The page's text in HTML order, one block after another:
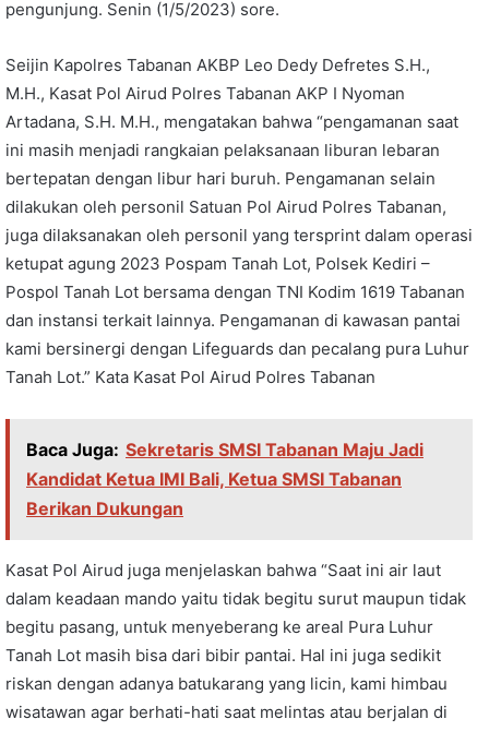
pengunjung. Senin (1/5/2023) sore.
Seijin Kapolres Tabanan AKBP Leo Dedy Defretes S.H.,
M.H., Kasat Pol Airud Polres Tabanan AKP I Nyoman
Artadana, S.H. M.H., mengatakan bahwa “pengamanan saat
ini masih menjadi rangkaian pelaksanaan liburan lebaran
bertepatan dengan libur hari buruh. Pengamanan selain
dilakukan oleh personil Satuan Pol Airud Polres Tabanan,
juga dilaksanakan oleh personil yang tersprint dalam operasi
ketupat agung 2023 Pospam Tanah Lot, Polsek Kediri –
Pospol Tanah Lot bersama dengan TNI Kodim 1619 Tabanan
dan instansi terkait lainnya. Pengamanan di kawasan pantai
kami bersinergi dengan Lifeguards dan pecalang pura Luhur
Tanah Lot.” Kata Kasat Pol Airud Polres Tabanan
Baca Juga: Sekretaris SMSI Tabanan Maju Jadi
Kandidat Ketua IMI Bali, Ketua SMSI Tabanan
Berikan Dukungan
Kasat Pol Airud juga menjelaskan bahwa “Saat ini air laut
dalam keadaan mando yaitu tidak begitu surut maupun tidak
begitu pasang, untuk menyeberang ke areal Pura Luhur
Tanah Lot masih bisa dari bibir pantai. Hal ini juga sedikit
riskan dengan adanya batukarang yang licin, kami himbau
wisatawan agar berhati-hati saat melintas atau berjalan di